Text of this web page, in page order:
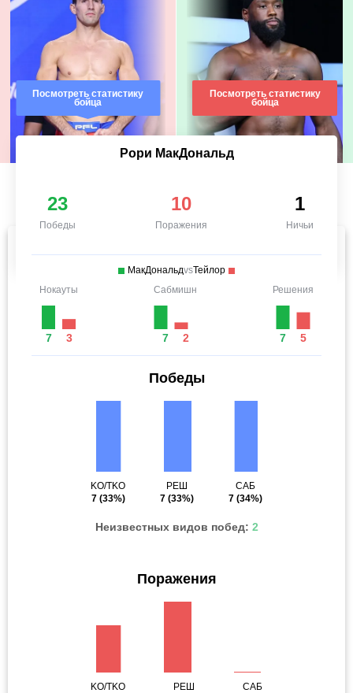
Посмотреть статистику
бойца
Посмотреть статистику
бойца
Рори МакДональд
23
Победы
10
Поражения
1
Ничьи
МакДональдvsТейлор
Нокауты
7 3
Сабмишн
7 2
Решения
7 5
Победы
KO/TKO
7(33%)
РЕШ
7 (33%)
САБ
7 (34%)
Неизвестных видов побед: 2
Поражения
KO/TKO
РЕШ
САБ